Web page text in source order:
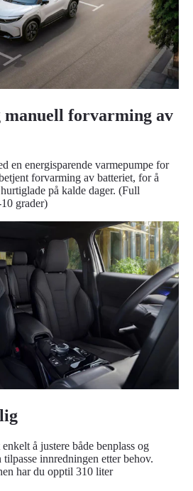
manuell forvarming av
en energisparende varmepumpe for
forvarming av batteriet, for å
på kalde dager. (Full
grader)
å justere både benplass og
innredningen etter behov.
har du opptil 310 liter